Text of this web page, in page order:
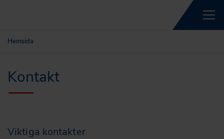
Hemsida
Kontakt
Viktiga kontakter